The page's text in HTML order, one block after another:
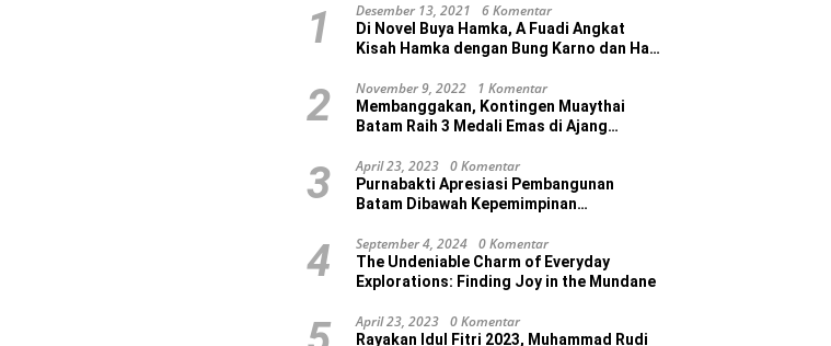
1 Desember 13, 2021 6 Komentar
Di Novel Buya Hamka, A Fuadi Angkat
Kisah Hamka dengan Bung Karno dan Haji
2 November 9, 2022 1 Komentar
Membanggakan, Kontingen Muaythai
Batam Raih 3 Medali Emas di Ajang
3 April 23, 2023 0 Komentar
Purnabakti Apresiasi Pembangunan
Batam Dibawah Kepemimpinan
4 September 4, 2024 0 Komentar
The Undeniable Charm of Everyday
Explorations: Finding Joy in the Mundane
April 23, 2023 0 Komentar
Rayakan Idul Fitri 2023, Muhammad Rudi